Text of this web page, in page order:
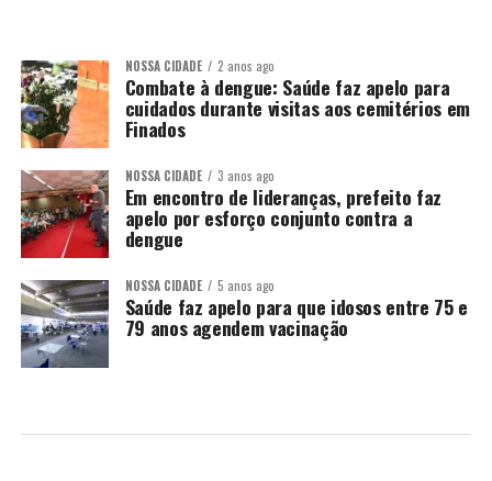
NOSSA CIDADE 2 anos ago
Combate à dengue: Saúde faz apelo para
cuidados durante visitas aos cemitérios em
Finados
NOSSA CIDADE 3 anos ago
Em encontro de lideranças, prefeito faz
apelo por esforço conjunto contra a
dengue
NOSSA CIDADE 5 anos ago
Saúde faz apelo para que idosos entre 75 e
79 anos agendem vacinação